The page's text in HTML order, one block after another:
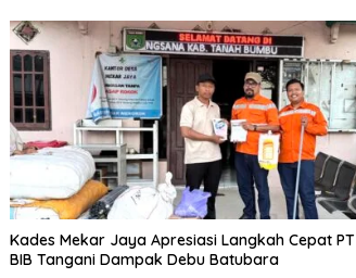
Kades Mekar Jaya Apresiasi Langkah Cepat PT
BIB Tangani Dampak Debu Batubara